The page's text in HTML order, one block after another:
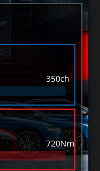
350ch
720Nm